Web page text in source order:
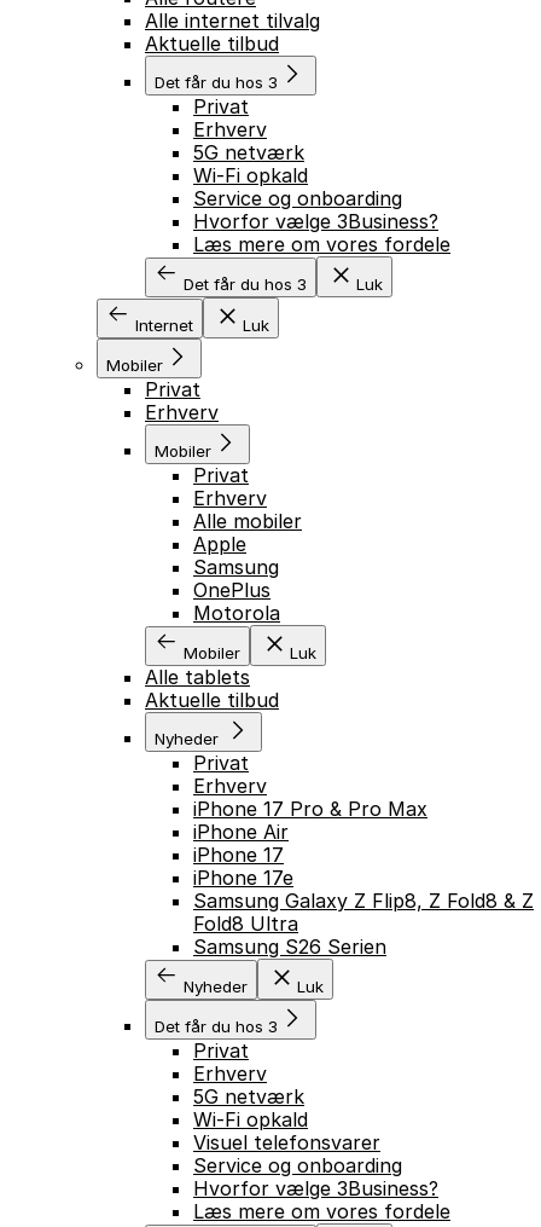
Alle internet tilvalg
Aktuelle tilbud
Det får du hos 3
Privat
Erhverv
5G netværk
Wi-Fi opkald
Service og onboarding
Hvorfor vælge 3Business?
Læs mere om vores fordele
Det får du hos 3 Luk
Internet Luk
Mobiler
Privat
Erhverv
Mobiler
Privat
Erhverv
Alle mobiler
Apple
Samsung
OnePlus
Motorola
Mobiler Luk
Alle tablets
Aktuelle tilbud
Nyheder
Privat
Erhverv
iPhone 17 Pro & Pro Max
iPhone Air
iPhone 17
iPhone 17e
Samsung Galaxy Z Flip8, Z Fold8 & Z
Fold8 Ultra
Samsung S26 Serien
Nyheder Luk
Det får du hos 3
Privat
Erhverv
5G netværk
Wi-Fi opkald
Visuel telefonsvarer
Service og onboarding
Hvorfor vælge 3Business?
Læs mere om vores fordele